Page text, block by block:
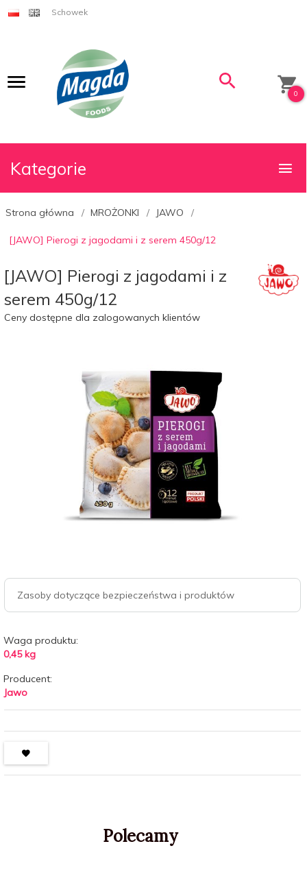
Schowek
0
Kategorie
Strona główna MROŻONKI JAWO
[JAWO] Pierogi z jagodami i z serem 450g/12
[JAWO] Pierogi z jagodami i z
serem 450g/12
Ceny dostępne dla zalogowanych klientów
Zasoby dotyczące bezpieczeństwa i produktów
Waga produktu:
0,45 kg
Producent:
Jawo
Polecamy